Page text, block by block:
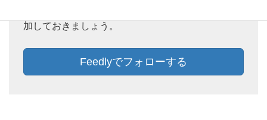
加しておきましょう。
Feedlyでフォローする